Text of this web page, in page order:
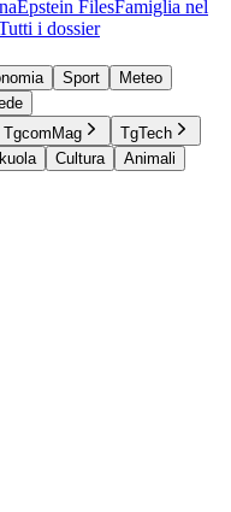
Epstein FilesFamiglia nel
i dossier
Sport
Meteo
TgcomMag
TgTech
Cultura
Animali